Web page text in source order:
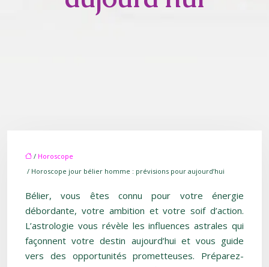
/ Horoscope
/ Horoscope jour bélier homme : prévisions pour aujourd’hui
Bélier, vous êtes connu pour votre énergie
débordante, votre ambition et votre soif d’action.
L’astrologie vous révèle les influences astrales qui
façonnent votre destin aujourd’hui et vous guide
vers des opportunités prometteuses. Préparez-